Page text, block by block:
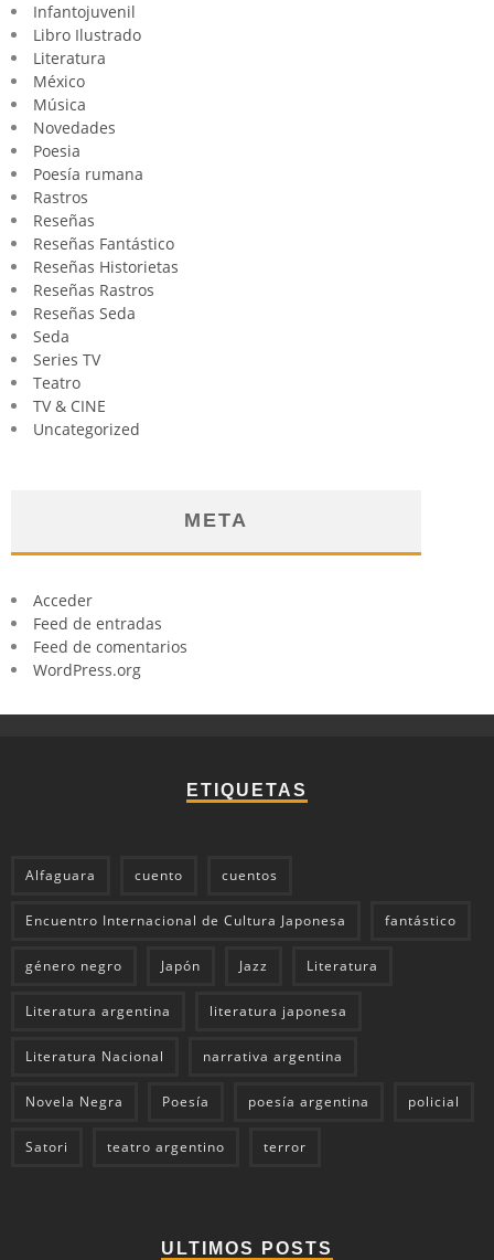
Infantojuvenil
Libro Ilustrado
Literatura
México
Música
Novedades
Poesia
Poesía rumana
Rastros
Reseñas
Reseñas Fantástico
Reseñas Historietas
Reseñas Rastros
Reseñas Seda
Seda
Series TV
Teatro
TV & CINE
Uncategorized
META
Acceder
Feed de entradas
Feed de comentarios
WordPress.org
ETIQUETAS
Alfaguara cuento cuentos
Encuentro Internacional de Cultura Japonesa fantástico
género negro Japón Jazz Literatura
Literatura argentina literatura japonesa
Literatura Nacional narrativa argentina
Novela Negra Poesía poesía argentina policial
Satori teatro argentino terror
ULTIMOS POSTS